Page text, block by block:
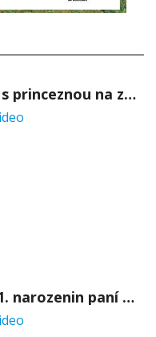
Prohlídka s princeznou na zámku Stekník
Oslava 101. narozenin paní Věry Skořepové